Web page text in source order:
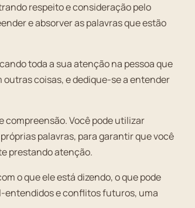
respeito e consideração pelo
e absorver as palavras que estão
toda a sua atenção na pessoa que
coisas, e dedique-se a entender
Você pode utilizar
palavras, para garantir que você
prestando atenção.
o que ele está dizendo, o que pode
entendidos e conflitos futuros, uma